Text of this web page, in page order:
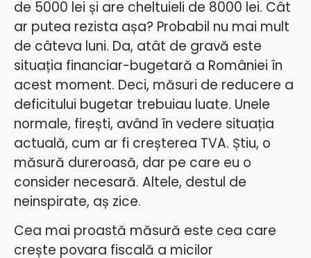
de 5000 lei și are cheltuieli de 8000 lei. Cât
ar putea rezista așa? Probabil nu mai mult
de câteva luni. Da, atât de gravă este
situația financiar-bugetară a României în
acest moment. Deci, măsuri de reducere a
deficitului bugetar trebuiau luate. Unele
normale, firești, având în vedere situația
actuală, cum ar fi creșterea TVA. Știu, o
măsură dureroasă, dar pe care eu o
consider necesară. Altele, destul de
neinspirate, aș zice.
Cea mai proastă măsură este cea care
crește povara fiscală a micilor